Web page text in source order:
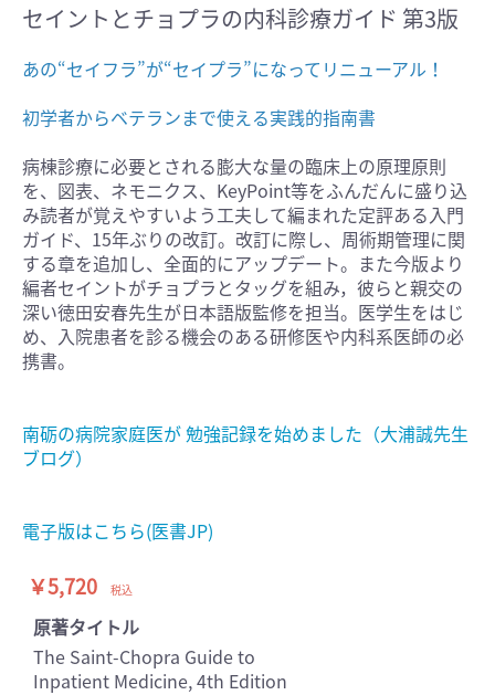
セイントとチョプラの内科診療ガイド 第3版
あの“セイフラ”が“セイプラ”になってリニューアル！
初学者からベテランまで使える実践的指南書
病棟診療に必要とされる膨大な量の臨床上の原理原則
を、図表、ネモニクス、KeyPoint等をふんだんに盛り込
み読者が覚えやすいよう工夫して編まれた定評ある入門
ガイド、15年ぶりの改訂。改訂に際し、周術期管理に関
する章を追加し、全面的にアップデート。また今版より
編者セイントがチョプラとタッグを組み，彼らと親交の
深い徳田安春先生が日本語版監修を担当。医学生をはじ
め、入院患者を診る機会のある研修医や内科系医師の必
携書。
南砺の病院家庭医が 勉強記録を始めました（大浦誠先生
ブログ）
電子版はこちら(医書JP)
￥5,720 税込
原著タイトル
The Saint-Chopra Guide to
Inpatient Medicine, 4th Edition